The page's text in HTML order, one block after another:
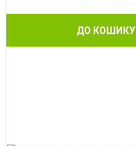
ДО КОШИКУ